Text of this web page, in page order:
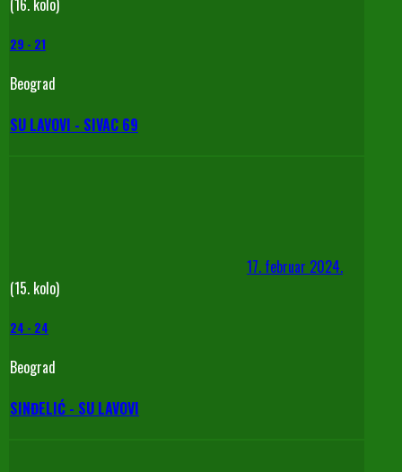
(16. kolo)
29 - 21
Beograd
SU LAVOVI - SIVAC 69
17. februar 2024.
(15. kolo)
24 - 24
Beograd
SINĐELIĆ - SU LAVOVI